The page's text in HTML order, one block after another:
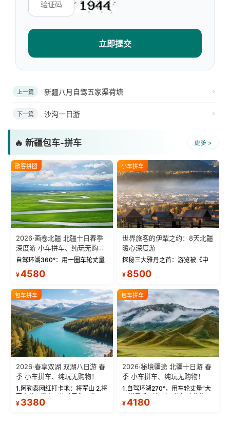
立即提交
上一篇 新疆八月自驾五家渠荷塘
下一篇 沙沟一日游
🔥 新疆包车-拼车 更多 >
散客拼团
2026·画卷北疆 北疆十日春季
深度游 小车拼车、纯玩无购
物！
自驾环湖360°：用一圈车轮丈量
蓝。 赛湖旅拍：甄选多款风格服
绝美瞬间。 赛湖坦克300跟车视
频：专业摄影师...
¥4580
小车拼车
世界旅客的伊犁之约：8天北疆
暖心深度游
探秘三大雅丹之首：游览被《中
三大雅丹”第一名的克拉玛依魔鬼
瓦人最大村落——禾木村，欣赏
晨雾与小木...
¥ 8500
包车拼车
2026·春享双湖 双湖八日游 春
季 小车拼车、纯玩无购物！
1.阿勒泰网红打卡地：将军山 2.将
军山落日缆车，体验雪都风光 3.
将军山，夕阳派对，蹦迪party 4.
¥ 3380
包车拼车
2026·秘境疆途 北疆十日游 春
季 小车拼车、纯玩无购物！
1.自驾环湖270°，用车轮丈量“大
西洋最后一滴眼泪”的极致蔚蓝，
让雪山、花海与深邃湖水在转弯
¥4180